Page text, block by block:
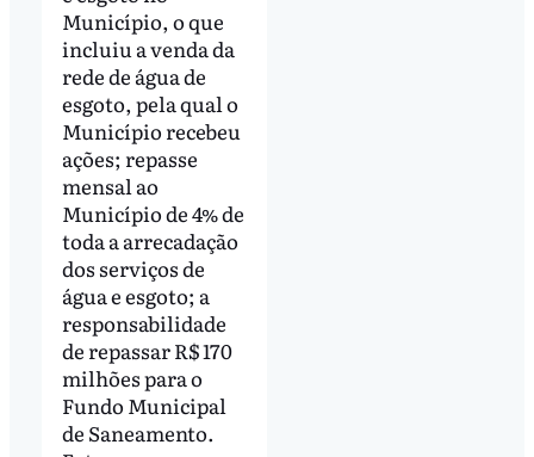
Município, o que
incluiu a venda da
rede de água de
esgoto, pela qual o
Município recebeu
ações; repasse
mensal ao
Município de 4% de
toda a arrecadação
dos serviços de
água e esgoto; a
responsabilidade
de repassar R$ 170
milhões para o
Fundo Municipal
de Saneamento.